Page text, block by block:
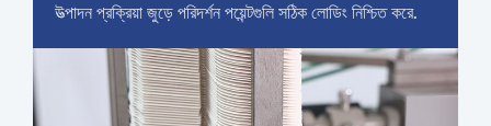
উত্পাদন প্রক্রিয়া জুড়ে পরিদর্শন পয়েন্টগুলি সঠিক লোডিং নিশ্চিত করে.